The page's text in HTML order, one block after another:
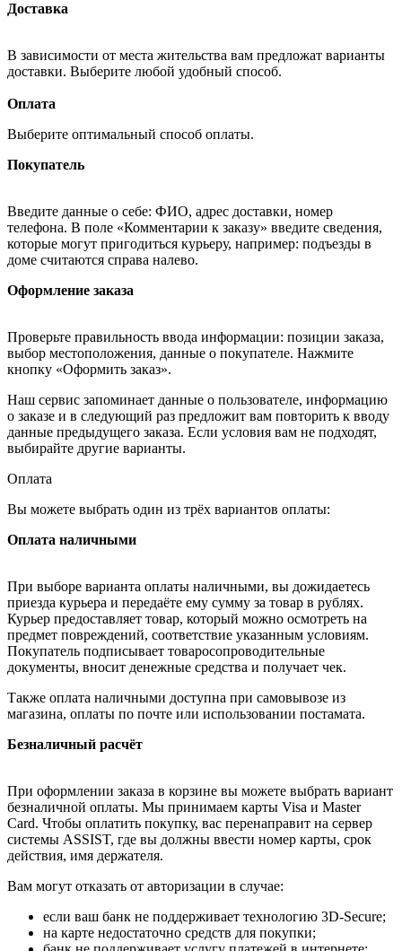
Доставка
В зависимости от места жительства вам предложат варианты
доставки. Выберите любой удобный способ.
Оплата
Выберите оптимальный способ оплаты.
Покупатель
Введите данные о себе: ФИО, адрес доставки, номер
телефона. В поле «Комментарии к заказу» введите сведения,
которые могут пригодиться курьеру, например: подъезды в
доме считаются справа налево.
Оформление заказа
Проверьте правильность ввода информации: позиции заказа,
выбор местоположения, данные о покупателе. Нажмите
кнопку «Оформить заказ».
Наш сервис запоминает данные о пользователе, информацию
о заказе и в следующий раз предложит вам повторить к вводу
данные предыдущего заказа. Если условия вам не подходят,
выбирайте другие варианты.
Оплата
Вы можете выбрать один из трёх вариантов оплаты:
Оплата наличными
При выборе варианта оплаты наличными, вы дожидаетесь
приезда курьера и передаёте ему сумму за товар в рублях.
Курьер предоставляет товар, который можно осмотреть на
предмет повреждений, соответствие указанным условиям.
Покупатель подписывает товаросопроводительные
документы, вносит денежные средства и получает чек.
Также оплата наличными доступна при самовывозе из
магазина, оплаты по почте или использовании постамата.
Безналичный расчёт
При оформлении заказа в корзине вы можете выбрать вариант
безналичной оплаты. Мы принимаем карты Visa и Master
Card. Чтобы оплатить покупку, вас перенаправит на сервер
системы ASSIST, где вы должны ввести номер карты, срок
действия, имя держателя.
Вам могут отказать от авторизации в случае:
если ваш банк не поддерживает технологию 3D-Secure;
на карте недостаточно средств для покупки;